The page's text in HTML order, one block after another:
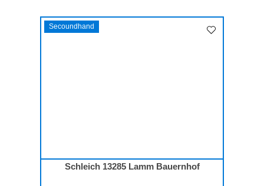
Secoundhand
Schleich 13285 Lamm Bauernhof